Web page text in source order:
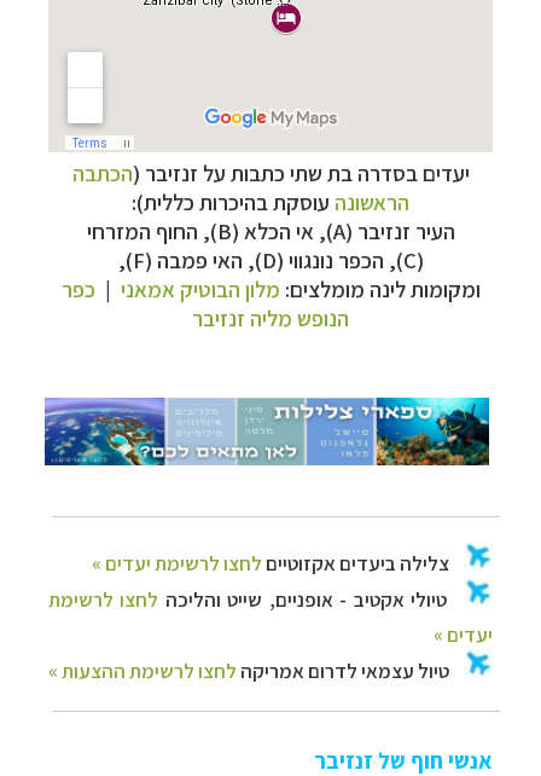
יעדים בסדרה בת שתי כתבות על זנזיבר (הכתבה
הראשונה עוסקת בהיכרות כללית):
העיר זנזיבר (A), אי הכלא (B), החוף המזרחי
(C),
הכפר נונגווי (D) , האי פמבה (F),
ומקומות לינה מומלצים: מלון הבוטיק אמאני | כפר
הנופש מליה זנזיבר
צלילה ביעדים אקזוטייםלחצו לרשימת יעדים »
טיולי אקטיב - אופניים, שייט והליכה לחצו לרשימת
יעדים »
טיול עצמאי לדרום אמריקה לחצו לרשימת ההצעות »
אנשי חוף של זנזיבר